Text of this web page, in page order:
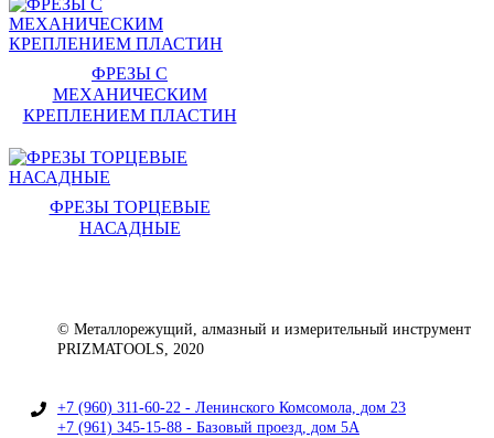
ФРЕЗЫ С
МЕХАНИЧЕСКИМ
КРЕПЛЕНИЕМ ПЛАСТИН
ФРЕЗЫ ТОРЦЕВЫЕ
НАСАДНЫЕ
© Металлорежущий, алмазный и измерительный инструмент
PRIZMATOOLS, 2020
+7 (960) 311-60-22 - Ленинского Комсомола, дом 23
+7 (961) 345-15-88 - Базовый проезд, дом 5А